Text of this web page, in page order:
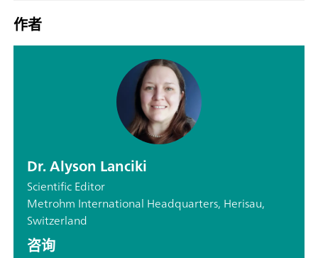
作者
Dr. Alyson Lanciki
Scientific Editor
Metrohm International Headquarters, Herisau,
Switzerland
咨询